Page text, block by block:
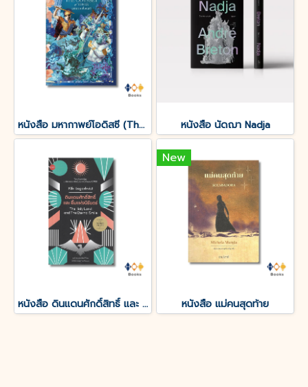
หนังสือ มหากาพย์โอดิสซี (The Odyssey of Homer) หนังสือ นัดฌา Nadja
หนังสือ ดินแดนศักดิ์สิทธิ์ และ ยิ้มแห่งนิรันดร์
New
หนังสือ แม่คนสุดท้าย